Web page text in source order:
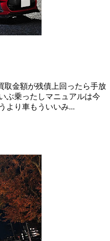
取金額が残債上回ったら手放
ぶ乗ったしマニュアルは今
より車もういいみ...